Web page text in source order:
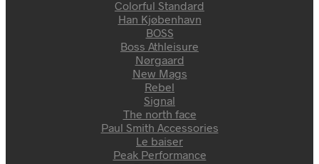
Colorful Standard
Han Kjøbenhavn
BOSS
Boss Athleisure
Nørgaard
New Mags
Rebel
Signal
The north face
Paul Smith Accessories
Le baiser
Peak Performance